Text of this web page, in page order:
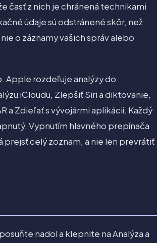
časť z nich je chránená technikami
údaje sú odstránené skôr, než
o záznamy vašich správ alebo
Apple rozdeľuje analýzy do
iCloudu, Zlepšiť Siri a diktovanie,
a Zdieľať s vývojármi aplikácií. Každý
Vypnutím hlavného prepínača
celý zoznam, a nie len prevrátiť
nadol a klepnite na Analýza a